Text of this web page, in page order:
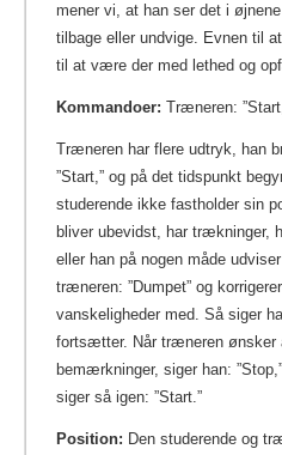
mener vi, at han ser det i
tilbage eller undvige. Evnen til
til at være der med lethed og
Kommandoer: Træneren:
Træneren har flere udtryk, han
”Start,” og på det tidspunkt
studerende ikke fastholder sin
bliver ubevidst, har trækninger,
eller han på nogen måde
træneren: ”Dumpet” og
vanskeligheder med. Så siger
fortsætter. Når træneren ønsker
bemærkninger, siger han:
siger så igen: ”Start.”
Position: Den studerende og